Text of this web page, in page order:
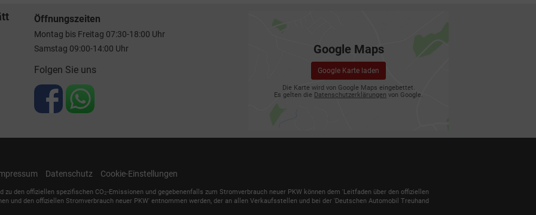
Öffnungszeiten
Montag bis Freitag 07:30-18:00 Uhr
Samstag 09:00-14:00 Uhr
Folgen Sie uns
Google Maps
Google Karte laden
Die Karte wird von Google Maps eingebettet.
Es gelten die Datenschutzerklärungen von Google.
Datenschutz Cookie-Einstellungen
den offiziellen spezifischen CO2-Emissionen und gegebenenfalls zum Stromverbrauch neuer PKW können dem 'Leitfaden über den offiziellen
und den offiziellen Stromverbrauch neuer PKW' entnommen werden, der an allen Verkaufsstellen und bei der 'Deutschen Automobil Treuhand